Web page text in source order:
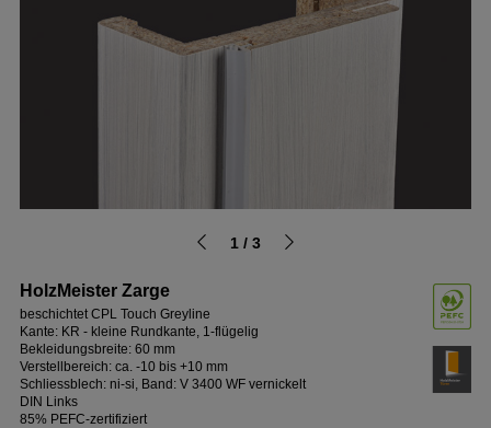
1 / 3
HolzMeister Zarge
beschichtet CPL Touch Greyline
Kante: KR - kleine Rundkante, 1-flügelig
Bekleidungsbreite: 60 mm
Verstellbereich: ca. -10 bis +10 mm
Schliessblech: ni-si, Band: V 3400 WF vernickelt
DIN Links
85% PEFC-zertifiziert